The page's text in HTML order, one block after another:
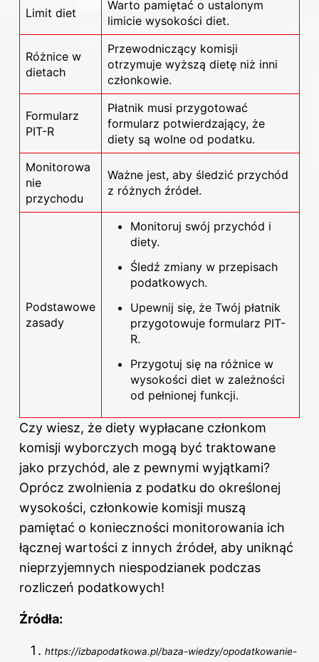
Limit diet
Warto pamiętać o ustalonym
limicie wysokości diet.
Różnice w
dietach
Przewodniczący komisji
otrzymuje wyższą dietę niż inni
członkowie.
Formularz
PIT-R
Płatnik musi przygotować
formularz potwierdzający, że
diety są wolne od podatku.
Monitorowa
nie
przychodu
Ważne jest, aby śledzić przychód
z różnych źródeł.
Podstawowe
zasady
Monitoruj swój przychód i
diety.
Śledź zmiany w przepisach
podatkowych.
Upewnij się, że Twój płatnik
przygotowuje formularz PIT-
R.
Przygotuj się na różnice w
wysokości diet w zależności
od pełnionej funkcji.
Czy wiesz, że diety wypłacane członkom
komisji wyborczych mogą być traktowane
jako przychód, ale z pewnymi wyjątkami?
Oprócz zwolnienia z podatku do określonej
wysokości, członkowie komisji muszą
pamiętać o konieczności monitorowania ich
łącznej wartości z innych źródeł, aby uniknąć
nieprzyjemnych niespodzianek podczas
rozliczeń podatkowych!
Źródła:
https://izbapodatkowa.pl/baza-wiedzy/opodatkowanie-